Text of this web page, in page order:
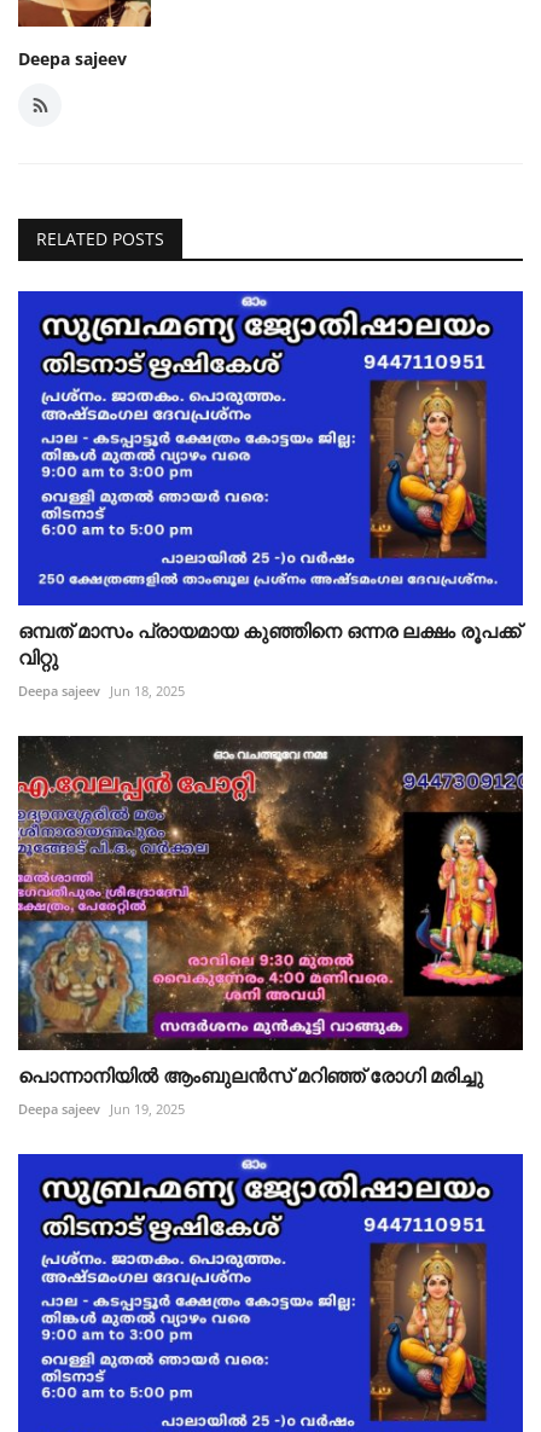
Deepa sajeev
RELATED POSTS
ഒമ്പത് മാസം പ്രായമായ കുഞ്ഞിനെ ഒന്നര ലക്ഷം രൂപക്ക്
വിറ്റു
Deepa sajeev Jun 18, 2025
പൊന്നാനിയിൽ ആംബുലൻസ് മറിഞ്ഞ് രോഗി മരിച്ചു
Deepa sajeev Jun 19, 2025